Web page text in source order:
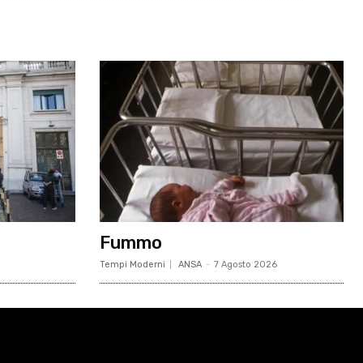
Fummo
Tempi Moderni ANSA - 7 Agosto 2026